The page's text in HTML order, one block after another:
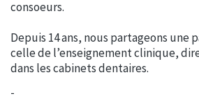
consoeurs.
Depuis 14 ans, nous partageons une
celle de l’enseignement clinique,
dans les cabinets dentaires.
-